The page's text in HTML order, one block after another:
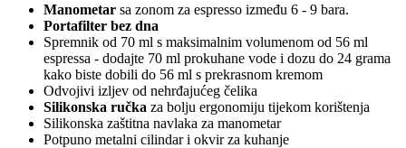
Manometar sa zonom za espresso između 6 - 9 bara.
Portafilter bez dna
Spremnik od 70 ml s maksimalnim volumenom od 56 ml
espressa - dodajte 70 ml prokuhane vode i dozu do 24 grama
kako biste dobili do 56 ml s prekrasnom kremom
Odvojivi izljev od nehrđajućeg čelika
Silikonska ručka za bolju ergonomiju tijekom korištenja
Silikonska zaštitna navlaka za manometar
Potpuno metalni cilindar i okvir za kuhanje